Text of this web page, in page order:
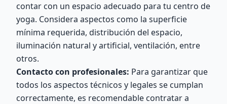
contar con un espacio adecuado para tu centro de
yoga. Considera aspectos como la superficie
mínima requerida, distribución del espacio,
iluminación natural y artificial, ventilación, entre
otros.
Contacto con profesionales: Para garantizar que
todos los aspectos técnicos y legales se cumplan
correctamente, es recomendable contratar a